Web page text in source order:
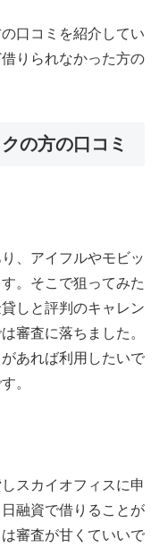
口コミを紹介してい
りられなかった方の
の方の口コミ
、アイフルやモビッ
。そこで狙ってみた
しと評判のキャレン
審査に落ちました。
あれば利用したいで
。
スカイオフィスに申
融資で借りることが
審査が甘くていいで